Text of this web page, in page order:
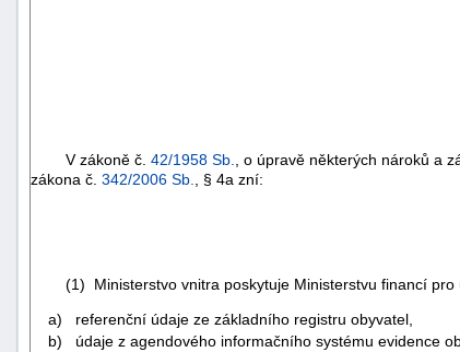
V zákoně č. 42/1958 Sb.
, o úpravě některých nároků a
zákona č. 342/2006 Sb. , § 4a zní:
(1) Ministerstvo vnitra poskytuje Ministerstvu financí pro
a) referenční údaje ze základního registru obyvatel,
b) údaje z agendového informačního systému evidence